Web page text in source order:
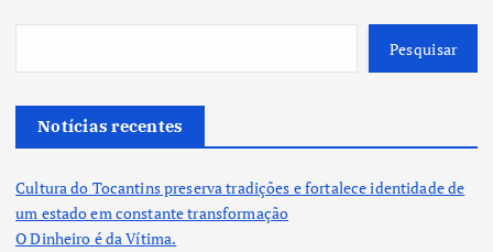
Pesquisar
Notícias recentes
Cultura do Tocantins preserva tradições e fortalece identidade de
um estado em constante transformação
O Dinheiro é da Vítima.